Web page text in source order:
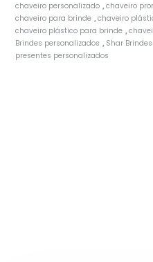
chaveiro personalizado ,chaveiro
chaveiro para brinde ,chaveiro
chaveiro plástico para brinde ,
Brindes personalizados , Shar
presentes personalizados